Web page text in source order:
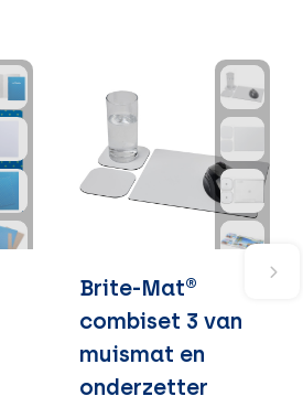
Brite-Mat®
combiset 3 van
muismat en
onderzetter